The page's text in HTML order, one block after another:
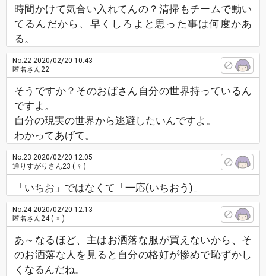
時間かけて気合い入れてんの？清掃もチームで動い
てるんだから、早くしろよと思った事は何度かあ
る。
No.22 2020/02/20 10:43
匿名さん22
そうですか？そのおばさん自分の世界持っているん
ですよ。
自分の現実の世界から逃避したいんですよ。
わかってあげて。
No.23 2020/02/20 12:05
通りすがりさん23 ( ♀ )
「いちお」ではなくて「一応(いちおう)」
No.242020/02/20 12:13
匿名さん24( ♀ )
あ～なるほど、主はお洒落な服が買えないから、そ
のお洒落な人を見ると自分の格好が惨めで恥ずかし
くなるんだね。